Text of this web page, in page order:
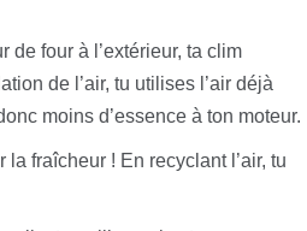
de four à l’extérieur, ta clim
de l’air, tu utilises l’air déjà
moins d’essence à ton moteur.
fraîcheur ! En recyclant l’air, tu